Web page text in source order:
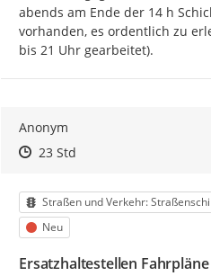
abends am Ende der 14 h
vorhanden, es ordentlich zu
bis 21 Uhr gearbeitet).
Anonym
Zeitpunkt des Erstellens
Zeitpunkt des Erstellens
23 StdZur Äußerung
Kategorie
Straßen und Verkehr:
Status
Neu
Ersatzhaltestellen